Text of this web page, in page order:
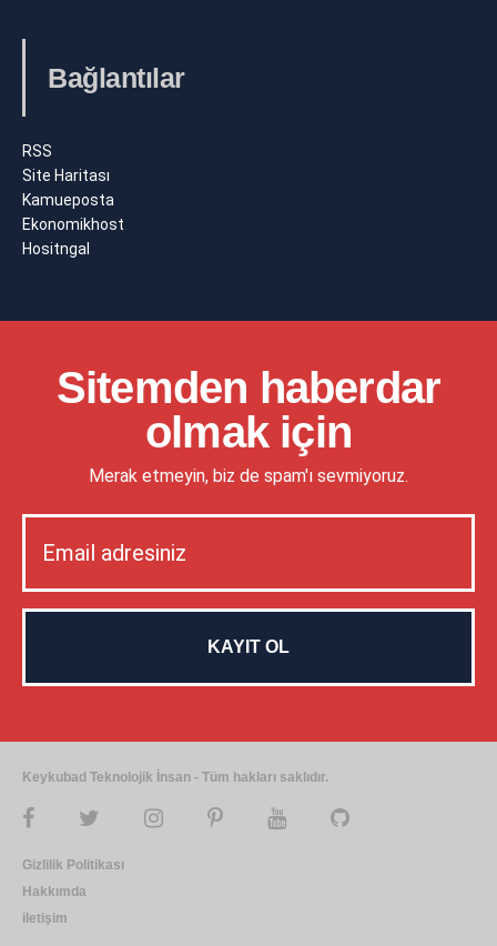
Bağlantılar
RSS
Site Haritası
Kamueposta
Ekonomikhost
Hositngal
Sitemden haberdar
olmak için
Merak etmeyin, biz de spam'ı sevmiyoruz.
Keykubad Teknolojik İnsan - Tüm hakları saklıdır.
Gizlilik Politikası
Hakkımda
iletişim